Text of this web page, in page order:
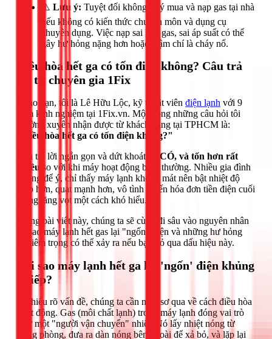
⚠️ Lưu ý: Tuyệt đối không tự ý mua và nạp gas tại nhà
nếu không có kiến thức chuyên môn và dụng cụ
chuyên dụng. Việc nạp sai loại gas, sai áp suất có thể
gây hư hỏng nặng hơn hoặc thậm chí là cháy nổ.
Điều hòa hết ga có tốn điện không? Câu trả
lời từ chuyên gia 1Fix
Chào bạn, tôi là Lê Hữu Lộc, kỹ thuật viên điện lạnh với 9
năm kinh nghiệm tại 1Fix.vn. Một trong những câu hỏi tôi
thường xuyên nhận được từ khách hàng tại TPHCM là:
"Điều hòa hết ga có tốn điện không?"
Câu trả lời ngắn gọn và dứt khoát là: CÓ, và tốn hơn rất
nhiều so với khi máy hoạt động bình thường. Nhiều gia đình
không để ý, chỉ thấy máy lạnh không mát nên bật nhiệt độ
thấp hơn, quạt mạnh hơn, vô tình khiến hóa đơn tiền điện cuối
tháng tăng vọt một cách khó hiểu.
Trong bài viết này, chúng ta sẽ cùng đi sâu vào nguyên nhân
tại sao máy lạnh hết gas lại "ngốn" điện và những hư hỏng
nghiêm trọng có thể xảy ra nếu bạn bỏ qua dấu hiệu này.
Tại sao máy lạnh hết ga lại 'ngốn' điện khủng
khiếp?
Để hiểu rõ vấn đề, chúng ta cần nắm sơ qua về cách điều hòa
hoạt động. Gas (môi chất lạnh) trong máy lạnh đóng vai trò
như một "người vận chuyển" nhiệt. Nó lấy nhiệt nóng từ
trong phòng, đưa ra dàn nóng bên ngoài để xả bỏ, và lặp lại